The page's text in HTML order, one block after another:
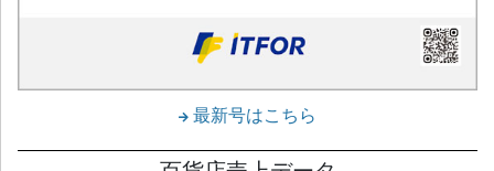
最新号はこちら